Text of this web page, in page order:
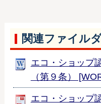
関連ファイル
エコ・ショップ
（第９条）
エコ・ショップ